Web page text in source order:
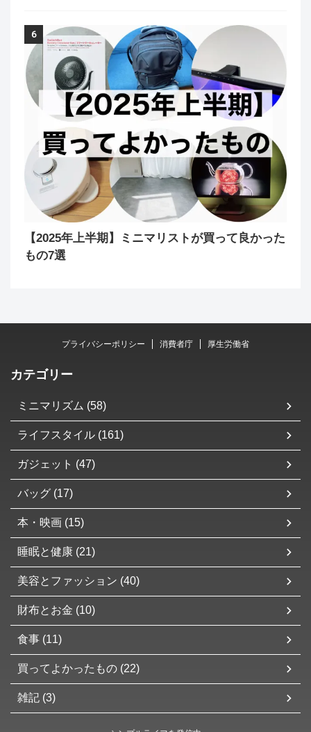
6
【2025年上半期】ミニマリストが買って良かった
もの7選
プライバシーポリシー 消費者庁 厚生労働省
カテゴリー
ミニマリズム (58)
ライフスタイル (161)
ガジェット (47)
バッグ (17)
本・映画 (15)
睡眠と健康 (21)
美容とファッション (40)
財布とお金 (10)
食事 (11)
買ってよかったもの (22)
雑記 (3)